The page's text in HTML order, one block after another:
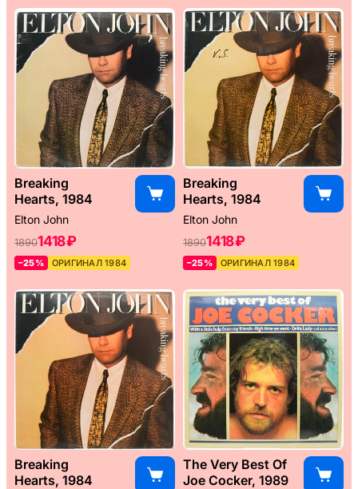
Breaking
Hearts, 1984
Elton John
18901418 ₽
–25% ОРИГИНАЛ 1984
Breaking
Hearts, 1984
Elton John
18901418 ₽
–25% ОРИГИНАЛ 1984
Breaking
Hearts, 1984
The Very Best Of
Joe Cocker, 1989